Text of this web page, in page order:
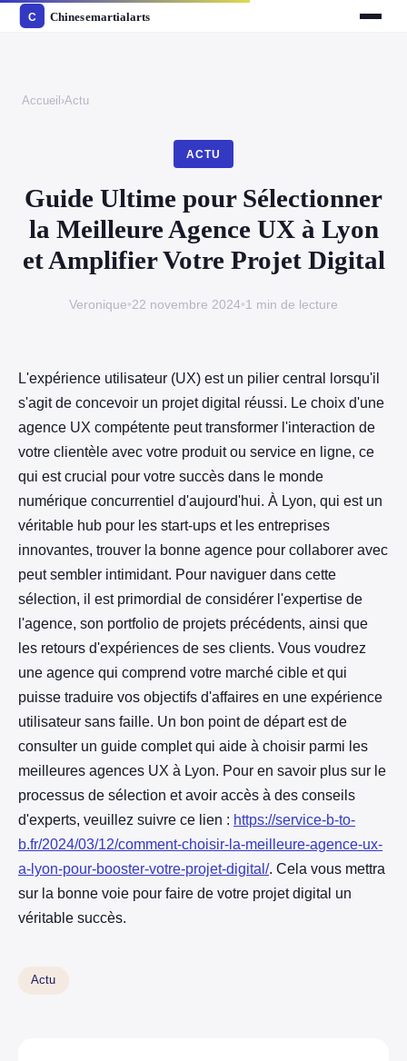
Accueil ›Actu
ACTU
Guide Ultime pour Sélectionner
la Meilleure Agence UX à Lyon
et Amplifier Votre Projet Digital
Veronique•22 novembre 2024•1 min de lecture
L'expérience utilisateur (UX) est un pilier central lorsqu'il
s'agit de concevoir un projet digital réussi. Le choix d'une
agence UX compétente peut transformer l'interaction de
votre clientèle avec votre produit ou service en ligne, ce
qui est crucial pour votre succès dans le monde
numérique concurrentiel d'aujourd'hui. À Lyon, qui est un
véritable hub pour les start-ups et les entreprises
innovantes, trouver la bonne agence pour collaborer avec
peut sembler intimidant. Pour naviguer dans cette
sélection, il est primordial de considérer l'expertise de
l'agence, son portfolio de projets précédents, ainsi que
les retours d'expériences de ses clients. Vous voudrez
une agence qui comprend votre marché cible et qui
puisse traduire vos objectifs d'affaires en une expérience
utilisateur sans faille. Un bon point de départ est de
consulter un guide complet qui aide à choisir parmi les
meilleures agences UX à Lyon. Pour en savoir plus sur le
processus de sélection et avoir accès à des conseils
d'experts, veuillez suivre ce lien : https://service-b-to-
b.fr/2024/03/12/comment-choisir-la-meilleure-agence-ux-
a-lyon-pour-booster-votre-projet-digital/. Cela vous mettra
sur la bonne voie pour faire de votre projet digital un
véritable succès.
Actu